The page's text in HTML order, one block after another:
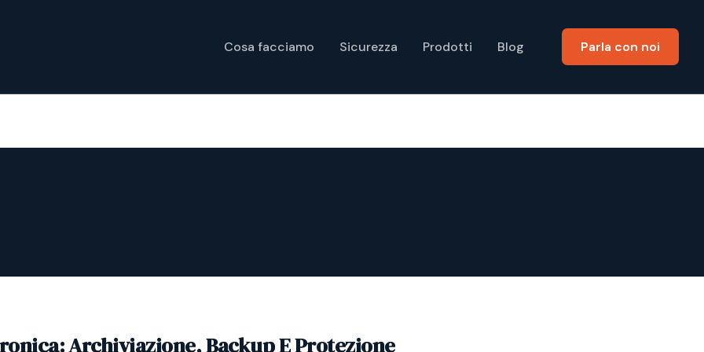
Cosa facciamo Sicurezza Prodotti Blog Parla con noi
Archiviazione, Backup E Protezione